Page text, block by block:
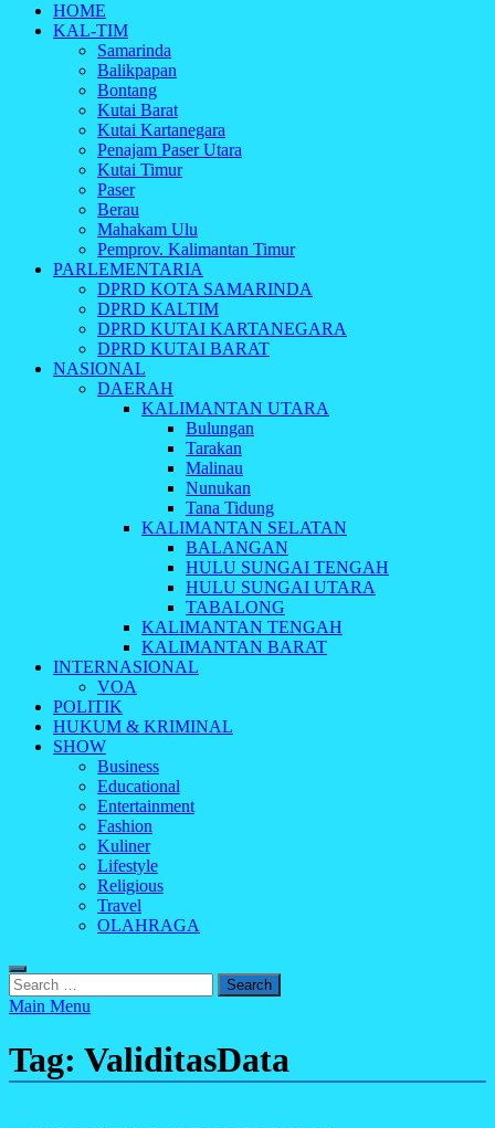
Indonesia Cyber
Media Cetak, Online & Streaming
HOME
KAL-TIM
Samarinda
Balikpapan
Bontang
Kutai Barat
Kutai Kartanegara
Penajam Paser Utara
Kutai Timur
Paser
Berau
Mahakam Ulu
Pemprov. Kalimantan Timur
PARLEMENTARIA
DPRD KOTA SAMARINDA
DPRD KALTIM
DPRD KUTAI KARTANEGARA
DPRD KUTAI BARAT
NASIONAL
DAERAH
KALIMANTAN UTARA
Bulungan
Tarakan
Malinau
Nunukan
Tana Tidung
KALIMANTAN SELATAN
BALANGAN
HULU SUNGAI TENGAH
HULU SUNGAI UTARA
TABALONG
KALIMANTAN TENGAH
KALIMANTAN BARAT
INTERNASIONAL
VOA
POLITIK
HUKUM & KRIMINAL
SHOW
Business
Educational
Entertainment
Fashion
Kuliner
Lifestyle
Religious
Travel
OLAHRAGA
Search
for:
Main Menu
Tag: ValiditasData